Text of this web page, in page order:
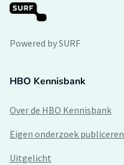
Powered by SURF
HBO Kennisbank
Over de HBO Kennisbank
Eigen onderzoek publiceren
Uitgelicht